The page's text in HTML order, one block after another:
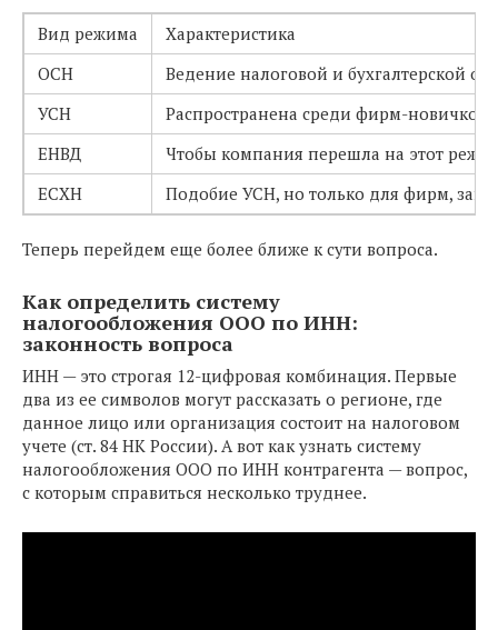
Вид режима
Характеристика
ОСН
Ведение налоговой и бухгалтерской
УСН
Распространена среди фирм-новичков.
ЕНВД
Чтобы компания перешла на этот
ЕСХН
Подобие УСН, но только для фирм,
Теперь перейдем еще более ближе к сути вопроса.
Как определить систему
налогообложения ООО по ИНН:
законность вопроса
ИНН — это строгая 12-цифровая комбинация. Первые
два из ее символов могут рассказать о регионе, где
данное лицо или организация состоит на налоговом
учете (ст. 84 НК России). А вот как узнать систему
налогообложения ООО по ИНН контрагента — вопрос,
с которым справиться несколько труднее.